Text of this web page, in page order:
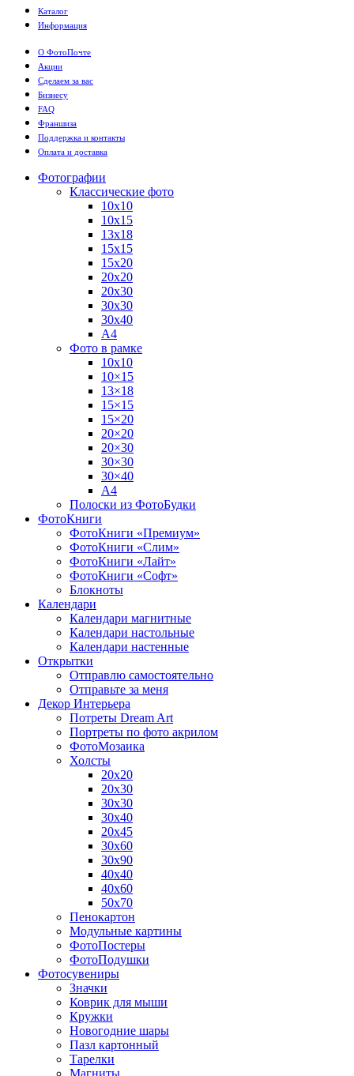
Каталог
Информация
О ФотоПочте
Акции
Сделаем за вас
Бизнесу
FAQ
Франшиза
Поддержка и контакты
Оплата и доставка
Фотографии
Классические фото
10х10
10х15
13х18
15х15
15х20
20х20
20х30
30х30
30х40
А4
Фото в рамке
10х10
10×15
13×18
15×15
15×20
20×20
20×30
30×30
30×40
A4
Полоски из ФотоБудки
ФотоКниги
ФотоКниги «Премиум»
ФотоКниги «Слим»
ФотоКниги «Лайт»
ФотоКниги «Софт»
Блокноты
Календари
Календари магнитные
Календари настольные
Календари настенные
Открытки
Отправлю самостоятельно
Отправьте за меня
Декор Интерьера
Потреты Dream Art
Портреты по фото акрилом
ФотоМозаика
Холсты
20х20
20х30
30х30
30х40
20х45
30х60
30х90
40х40
40х60
50х70
Пенокартон
Модульные картины
ФотоПостеры
ФотоПодушки
Фотоcувениры
Значки
Коврик для мыши
Кружки
Новогодние шары
Пазл картонный
Тарелки
Магниты